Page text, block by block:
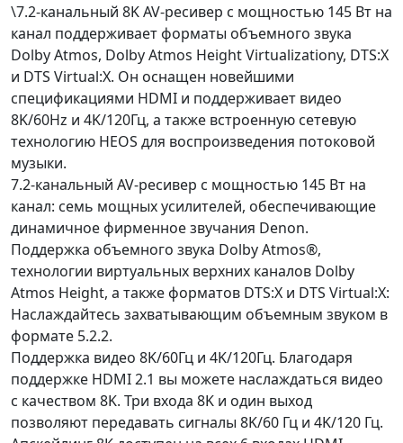
\7.2-канальный 8K AV-ресивер с мощностью 145 Вт на
канал поддерживает форматы объемного звука
Dolby Atmos, Dolby Atmos Height Virtualizationy, DTS:X
и DTS Virtual:X. Он оснащен новейшими
спецификациями HDMI и поддерживает видео
8K/60Hz и 4K/120Гц, а также встроенную сетевую
технологию HEOS для воспроизведения потоковой
музыки.
7.2-канальный AV-ресивер с мощностью 145 Вт на
канал: семь мощных усилителей, обеспечивающие
динамичное фирменное звучания Denon.
Поддержка объемного звука Dolby Atmos®,
технологии виртуальных верхних каналов Dolby
Atmos Height, а также форматов DTS:X и DTS Virtual:X:
Наслаждайтесь захватывающим объемным звуком в
формате 5.2.2.
Поддержка видео 8K/60Гц и 4K/120Гц. Благодаря
поддержке HDMI 2.1 вы можете наслаждаться видео
с качеством 8K. Три входа 8K и один выход
позволяют передавать сигналы 8K/60 Гц и 4K/120 Гц.